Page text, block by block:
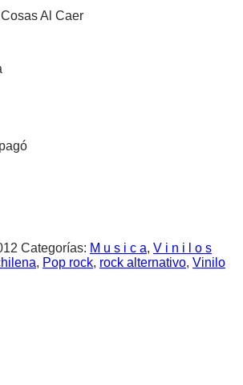
Al Caer
Categorías: M u s i c a, V i n i l o s
, Pop rock, rock alternativo, Vinilo